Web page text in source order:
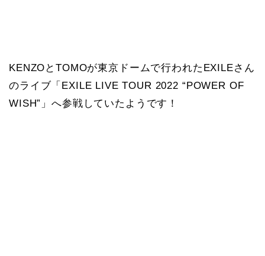
KENZOとTOMOが東京ドームで行われたEXILEさん
のライブ「EXILE LIVE TOUR 2022 “POWER OF
WISH”」へ参戦していたようです！